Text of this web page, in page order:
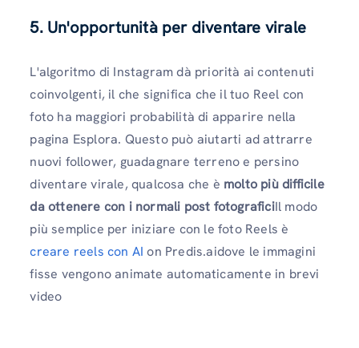
5. Un'opportunità per diventare virale
L'algoritmo di Instagram dà priorità ai contenuti
coinvolgenti, il che significa che il tuo Reel con
foto ha maggiori probabilità di apparire nella
pagina Esplora. Questo può aiutarti ad attrarre
nuovi follower, guadagnare terreno e persino
diventare virale, qualcosa che è molto più difficile
da ottenere con i normali post fotograficiIl modo
più semplice per iniziare con le foto Reels è
creare reels con AI on Predis.aidove le immagini
fisse vengono animate automaticamente in brevi
video